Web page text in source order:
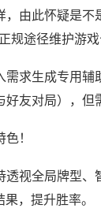
由此怀疑是
规途径维护游戏
需求生成专用
友对局），但
！
透视全局牌型
，提升胜率。